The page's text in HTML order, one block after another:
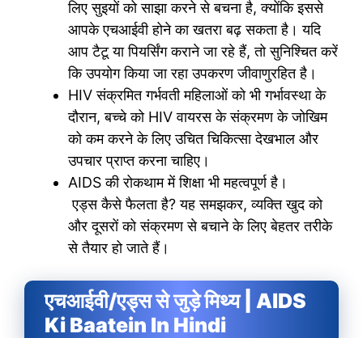
लिए सुइयों को साझा करने से बचना है, क्योंकि इससे
आपके एचआईवी होने का खतरा बढ़ सकता है। यदि
आप टैटू या पियर्सिंग कराने जा रहे हैं, तो सुनिश्चित करें
कि उपयोग किया जा रहा उपकरण जीवाणुरहित है।
HIV संक्रमित गर्भवती महिलाओं को भी गर्भावस्था के
दौरान, बच्चे को HIV वायरस के संक्रमण के जोखिम
को कम करने के लिए उचित चिकित्सा देखभाल और
उपचार प्राप्त करना चाहिए।
AIDS की रोकथाम में शिक्षा भी महत्वपूर्ण है।
एड्स कैसे फैलता है? यह समझकर, व्यक्ति खुद को
और दूसरों को संक्रमण से बचाने के लिए बेहतर तरीके
से तैयार हो जाते हैं।
एचआईवी/एड्स से जुड़े मिथ्य | AIDS
Ki Baatein In Hindi